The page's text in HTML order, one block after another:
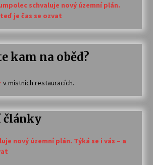
schvaluje nový územní plán.
je čas se ozvat
kam na oběd?
v místních restauracích.
články
nový územní plán. Týká se i vás – a